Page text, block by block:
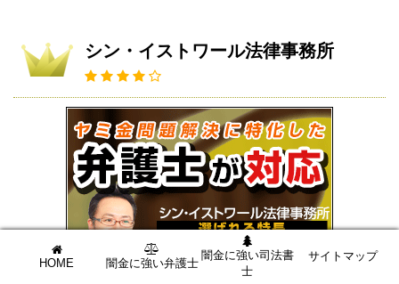
シン・イストワール法律事務所
HOME 闇金に強い弁護士
闇金に強い司法書
士
サイトマップ